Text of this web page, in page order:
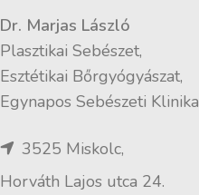
Dr. Marjas László
Plasztikai Sebészet,
Esztétikai Bőrgyógyászat,
Egynapos Sebészeti Klinika
3525 Miskolc,
Horváth Lajos utca 24.